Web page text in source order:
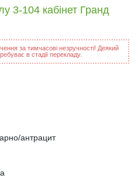
3-104 кабінет Гранд
за тимчасові незручності! Деякий
в стадії перекладу.
антрацит